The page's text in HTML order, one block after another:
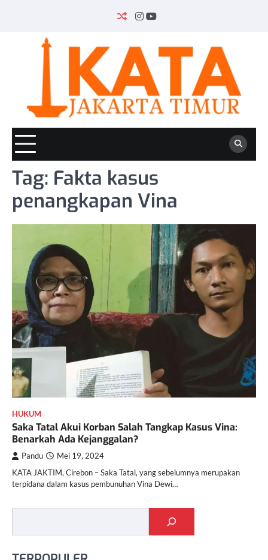
INSTAGRAM
YOUTUBE
Tag: Fakta kasus
penangkapan Vina
HUKUM
Saka Tatal Akui Korban Salah Tangkap Kasus Vina:
Benarkah Ada Kejanggalan?
Pandu Mei 19, 2024
KATA JAKTIM, Cirebon – Saka Tatal, yang sebelumnya merupakan
terpidana dalam kasus pembunuhan Vina Dewi…